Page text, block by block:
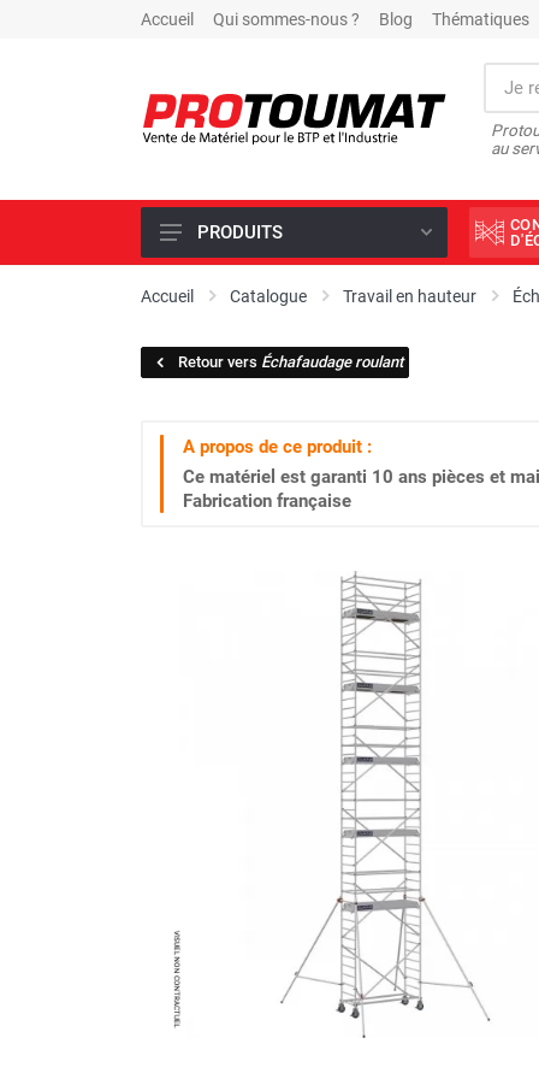
Accueil Qui sommes-nous ? Blog Thématiques
au
PROMOTIONS D'USINE
SCIAGE ET FORAGE
TRAVAIL DU BÉTON
MALAXEUR
MATÉRIEL DE DÉMOLITION
COMPRESSEUR DE CHANTIER
TRAVAIL EN HAUTEUR
ÉQUIPEMENT DE CHANTIER
MACHINE DE PROJECTION ET
MATÉRIEL DE SABLAGE
POMPE ET PISTOLET À
DÉCOLLEUSE À PAPIER PEINT
TRANSPALETTE, GERBEUR ET
PRODUITS
Accueil Catalogue Travail en hauteur
Retour vers Échafaudage roulant
A propos de ce produit :
Ce matériel est garanti 10 ans pièces et
Fabrication française